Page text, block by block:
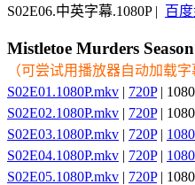
S02E06.中英字幕.1080P | 百
Mistletoe Murders
（可尝试用播放器自动加载
S02E01.1080P.mkv | 720P|
S02E02.1080P.mkv | 720P|
S02E03.1080P.mkv | 720P|
S02E04.1080P.mkv | 720P|
S02E05.1080P.mkv | 720P|